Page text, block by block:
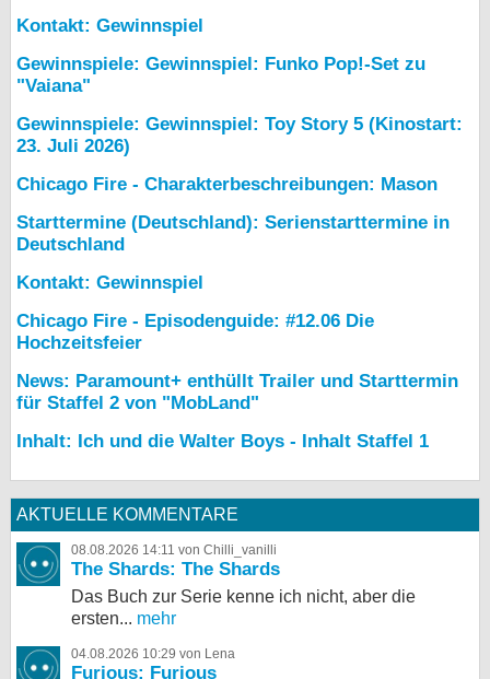
Kontakt: Gewinnspiel
Gewinnspiele: Gewinnspiel: Funko Pop!-Set zu
"Vaiana"
Gewinnspiele: Gewinnspiel: Toy Story 5 (Kinostart:
23. Juli 2026)
Chicago Fire - Charakterbeschreibungen: Mason
Starttermine (Deutschland): Serienstarttermine in
Deutschland
Kontakt: Gewinnspiel
Chicago Fire - Episodenguide: #12.06 Die
Hochzeitsfeier
News: Paramount+ enthüllt Trailer und Starttermin
für Staffel 2 von "MobLand"
Inhalt: Ich und die Walter Boys - Inhalt Staffel 1
AKTUELLE KOMMENTARE
08.08.2026 14:11 von Chilli_vanilli
The Shards: The Shards
Das Buch zur Serie kenne ich nicht, aber die
ersten... mehr
04.08.2026 10:29 von Lena
Furious: Furious